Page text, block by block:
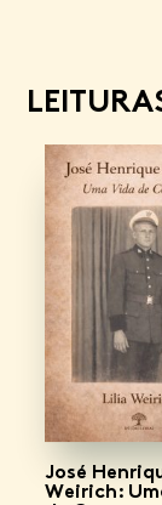
José
Weirich: